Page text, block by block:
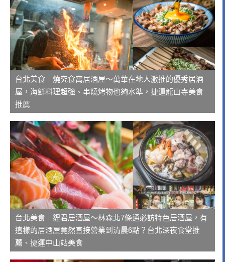
台北美食｜燒究食寓居酒屋～萬華在地人激推的優秀居酒
屋，海鮮料理超強、串燒烤物也夠水準，捷運龍山寺美食
推薦
台北美食｜貍君居酒屋～林森北7條通必訪特色居酒屋，有
這樣的居酒屋竟然直接營業到清晨6點？台北深夜食堂推
薦、捷運中山站美食